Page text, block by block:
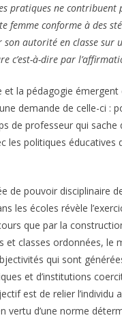
pratiques ne contribuent
femme conforme à des
son autorité en classe
c’est-à-dire par
la pédagogie émergent
demande de celle-ci :
de professeur qui
les politiques
de pouvoir disciplinaire
les écoles révèle
que par la
et classes ordonnées,
qui sont
et d’institutions
est de relier
vertu d’une norme